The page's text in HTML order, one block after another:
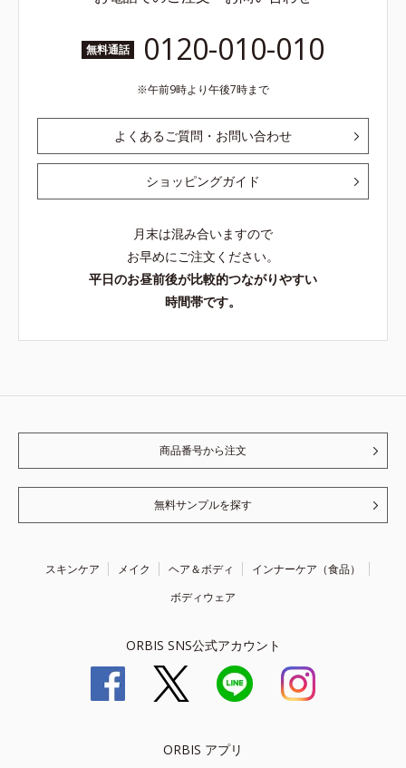
無料通話 0120-010-010
午前9時より午後7時まで
よくあるご質問・お問い合わせ
ショッピングガイド
月末は混み合いますので
お早めにご注文ください。
平日のお昼前後が比較的つながりやすい
時間帯です。
商品番号から注文
無料サンプルを探す
スキンケア メイク ヘア＆ボディ
インナーケア（食品）
ボディウェア
ORBIS SNS公式アカウント
ORBIS アプリ